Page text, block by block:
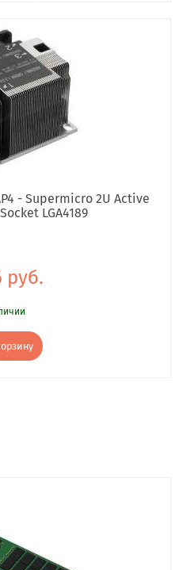
- Supermicro 2U Active
LGA4189
руб.